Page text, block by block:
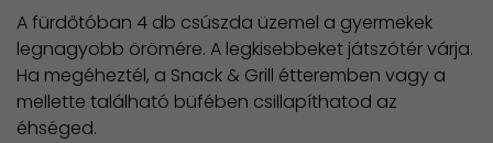
A fürdőtóban 4 db csúszda üzemel a gyermekek
legnagyobb örömére. A legkisebbeket játszótér várja.
Ha megéheztél, a Snack & Grill étteremben vagy a
mellette található büfében csillapíthatod az
éhséged.